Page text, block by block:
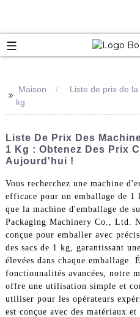
>> Maison
Liste de prix de
kg
Liste De Prix Des
1 Kg : Obtenez Des Prix
Aujourd'hui !
Vous recherchez une machine
efficace pour un emballage de 1
que la machine d'emballage de
Packaging Machinery Co., Ltd.
conçue pour emballer avec
des sacs de 1 kg, garantissant
élevées dans chaque emballage.
fonctionnalités avancées, notre
offre une utilisation simple et
utiliser pour les opérateurs
est conçue avec des matériaux et